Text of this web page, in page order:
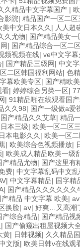
久精品中文字幕国产 |
影院| 精品国产一区二区
美中文日本久久 | 人人超
久尤物| 国产精品美女
| 国产精品综合一区二
频视频在线| ve中文字
| 国产精品三级网| 中文
二区韩国福利网站| 色
幕欧美专区| 国产精欧
看| 婷婷综合另类一区|
| 91精品啪在线观看国
久久98| 国产一级做a爱
国产精品久久艾草| 精品
本三级| 欧美一区二区
日本电影久久 | 欧美一区
| 欧美综合色视频播放|
| 欧美成人精品欧美一级
产精品尤物| 国产这里有
费| 中文字幕乱码中文
| 中文字幕精品| 国字精
| 国产精品久久久久久久
产精品 中文字幕 欧美|
换脸| aⅴ| 好爽…又高潮
产综合精品| 国产精品视
| 国产偷窥出租屋视频大
黄| 日韩视频| 久久精品
文版| 欧美日韩v在线观